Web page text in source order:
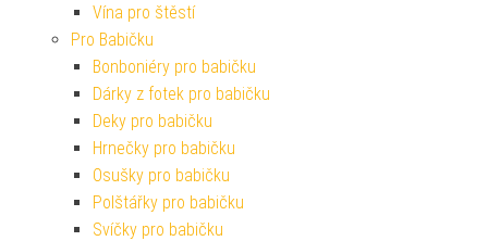
Vína pro štěstí
Pro Babičku
Bonboniéry pro babičku
Dárky z fotek pro babičku
Deky pro babičku
Hrnečky pro babičku
Osušky pro babičku
Polštářky pro babičku
Svíčky pro babičku